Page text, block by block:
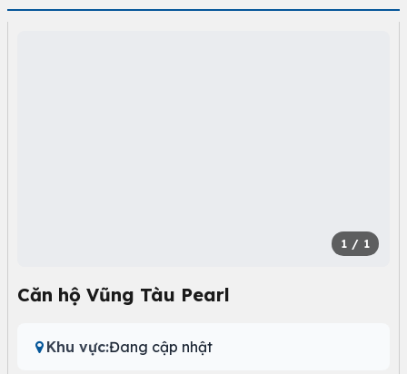
1 / 1
Căn hộ Vũng Tàu Pearl
Khu vực:Đang cập nhật